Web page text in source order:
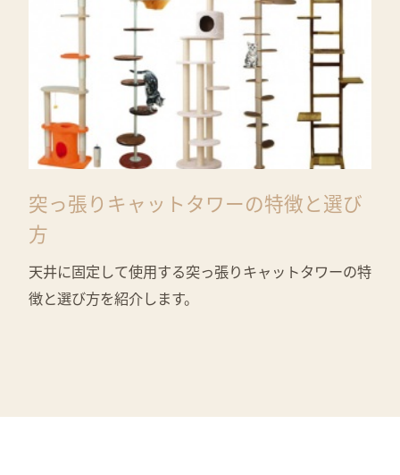
突っ張りキャットタワーの特徴と選び
方
天井に固定して使用する突っ張りキャットタワーの特
徴と選び方を紹介します。